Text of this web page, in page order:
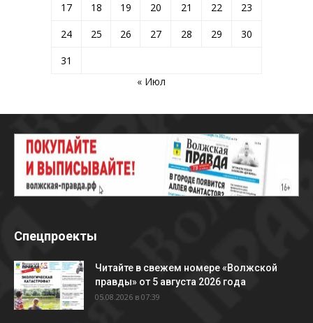
17
18 19 20 21 22
23
24
25 26 27 28 29
30
31
« Июл
Спецпроекты
Читайте в свежем номере «Волжской
правды» от 5 августа 2026 года
05.08.2026 в 07:39